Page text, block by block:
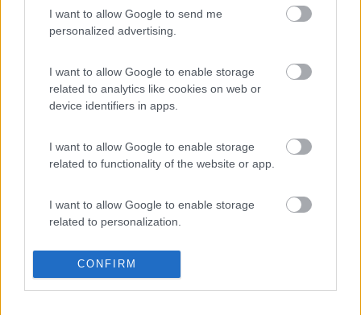
I want to allow Google to send me
personalized advertising.
I want to allow Google to enable storage
related to analytics like cookies on web or
device identifiers in apps.
I want to allow Google to enable storage
related to functionality of the website or app.
I want to allow Google to enable storage
related to personalization.
I want to allow Google to enable storage
related to security, including authentication
CONFIRM
Inserito il 16/03/2017 alle: 10:21:45
A me l'hanno rifatto in garanzia, è robert66 quello del buon
PS non sono della provincia di TOrino
gio_miller
Inserito il16/03/2017 alle:12:37:05
robert66
876
Inserito il16/03/2017 alle:12:38:12
250-300 l'uno o tutti e due? Non ho capito, a me hanno chiesto quella